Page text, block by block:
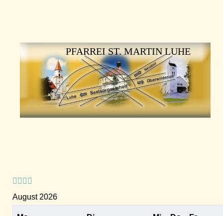
PFARREI ST. MARTIN LUHE
August 2026